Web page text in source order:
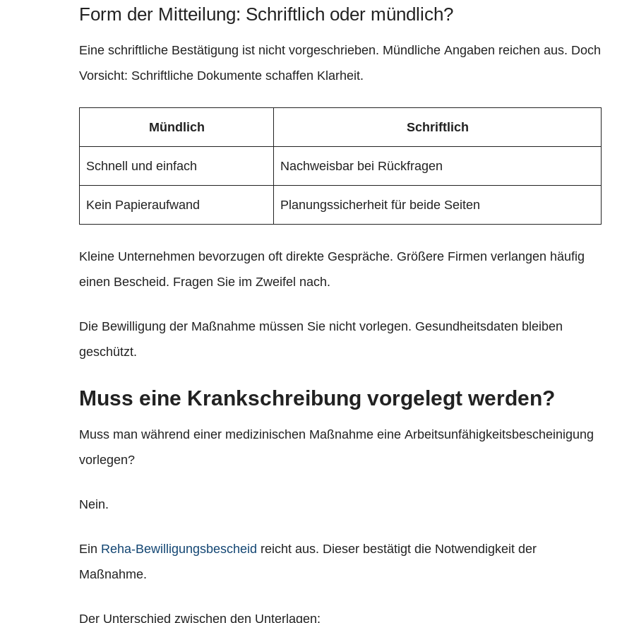
Form der Mitteilung: Schriftlich oder mündlich?
Eine schriftliche Bestätigung ist nicht vorgeschrieben. Mündliche Angaben reichen aus. Doch
Vorsicht: Schriftliche Dokumente schaffen Klarheit.
Mündlich Schriftlich
Schnell und einfach Nachweisbar bei Rückfragen
Kein Papieraufwand Planungssicherheit für beide Seiten
Kleine Unternehmen bevorzugen oft direkte Gespräche. Größere Firmen verlangen häufig
einen Bescheid. Fragen Sie im Zweifel nach.
Die Bewilligung der Maßnahme müssen Sie nicht vorlegen. Gesundheitsdaten bleiben
geschützt.
Muss eine Krankschreibung vorgelegt werden?
Muss man während einer medizinischen Maßnahme eine Arbeitsunfähigkeitsbescheinigung
vorlegen?
Nein.
Ein Reha-Bewilligungsbescheid reicht aus. Dieser bestätigt die Notwendigkeit der
Maßnahme.
Der Unterschied zwischen den Unterlagen: